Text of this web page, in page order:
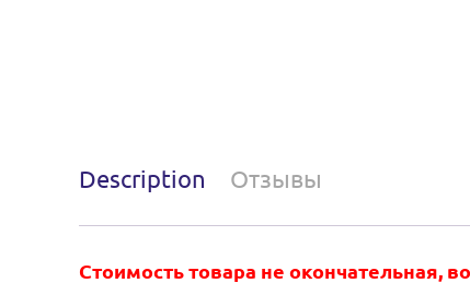
Description Отзывы
Стоимость товара не окончательная,